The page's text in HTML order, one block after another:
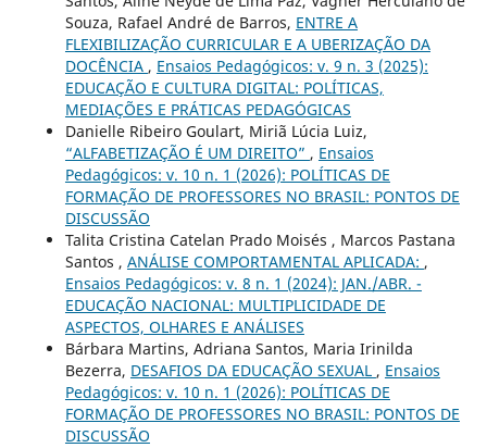
Souza, Rafael André de Barros, ENTRE A
FLEXIBILIZAÇÃO CURRICULAR E A UBERIZAÇÃO DA
DOCÊNCIA , Ensaios Pedagógicos: v. 9 n. 3 (2025):
EDUCAÇÃO E CULTURA DIGITAL: POLÍTICAS,
MEDIAÇÕES E PRÁTICAS PEDAGÓGICAS
Danielle Ribeiro Goulart, Miriã Lúcia Luiz,
“ALFABETIZAÇÃO É UM DIREITO” , Ensaios
Pedagógicos: v. 10 n. 1 (2026): POLÍTICAS DE
FORMAÇÃO DE PROFESSORES NO BRASIL: PONTOS DE
DISCUSSÃO
Talita Cristina Catelan Prado Moisés , Marcos Pastana
Santos , ANÁLISE COMPORTAMENTAL APLICADA: ,
Ensaios Pedagógicos: v. 8 n. 1 (2024): JAN./ABR. -
EDUCAÇÃO NACIONAL: MULTIPLICIDADE DE
ASPECTOS, OLHARES E ANÁLISES
Bárbara Martins, Adriana Santos, Maria Irinilda
Bezerra, DESAFIOS DA EDUCAÇÃO SEXUAL , Ensaios
Pedagógicos: v. 10 n. 1 (2026): POLÍTICAS DE
FORMAÇÃO DE PROFESSORES NO BRASIL: PONTOS DE
DISCUSSÃO